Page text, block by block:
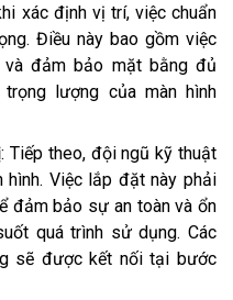
xác định vị trí, việc chuẩn
Điều này bao gồm việc
đảm bảo mặt bằng đủ
lượng của màn hình
: Tiếp theo, đội ngũ kỹ thuật
Việc lắp đặt này phải
đảm bảo sự an toàn và ổn
quá trình sử dụng. Các
sẽ được kết nối tại bước